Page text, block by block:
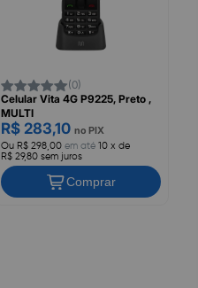
(0)
Celular Vita 4G P9225, Preto ,
MULTI
R$ 283,10 no PIX
Ou R$ 298,00em até 10 x de
R$ 29,80 sem juros
Comprar